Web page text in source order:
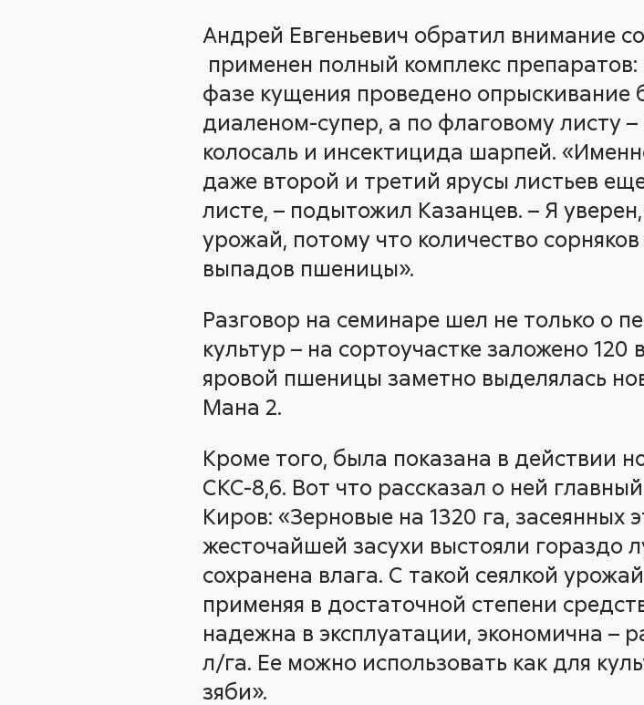
Андрей Евгеньевич обратил внимание
применен полный комплекс
фазе кущения проведено опрыскивание
диаленом-супер, а по флаговому листу
колосаль и инсектицида шарпей.
даже второй и третий ярусы листьев
листе, – подытожил Казанцев. – Я
урожай, потому что количество
выпадов пшеницы».
Разговор на семинаре шел не только о
культур – на сортоучастке заложено
яровой пшеницы заметно выделялась
Мана 2.
Кроме того, была показана в действии
СКС-8,6. Вот что рассказал о ней
Киров: «Зерновые на 1320 га, засеянных
жесточайшей засухи выстояли гораздо
сохранена влага. С такой сеялкой
применяя в достаточной степени
надежна в эксплуатации, экономична –
л/га. Ее можно использовать как для
зяби».